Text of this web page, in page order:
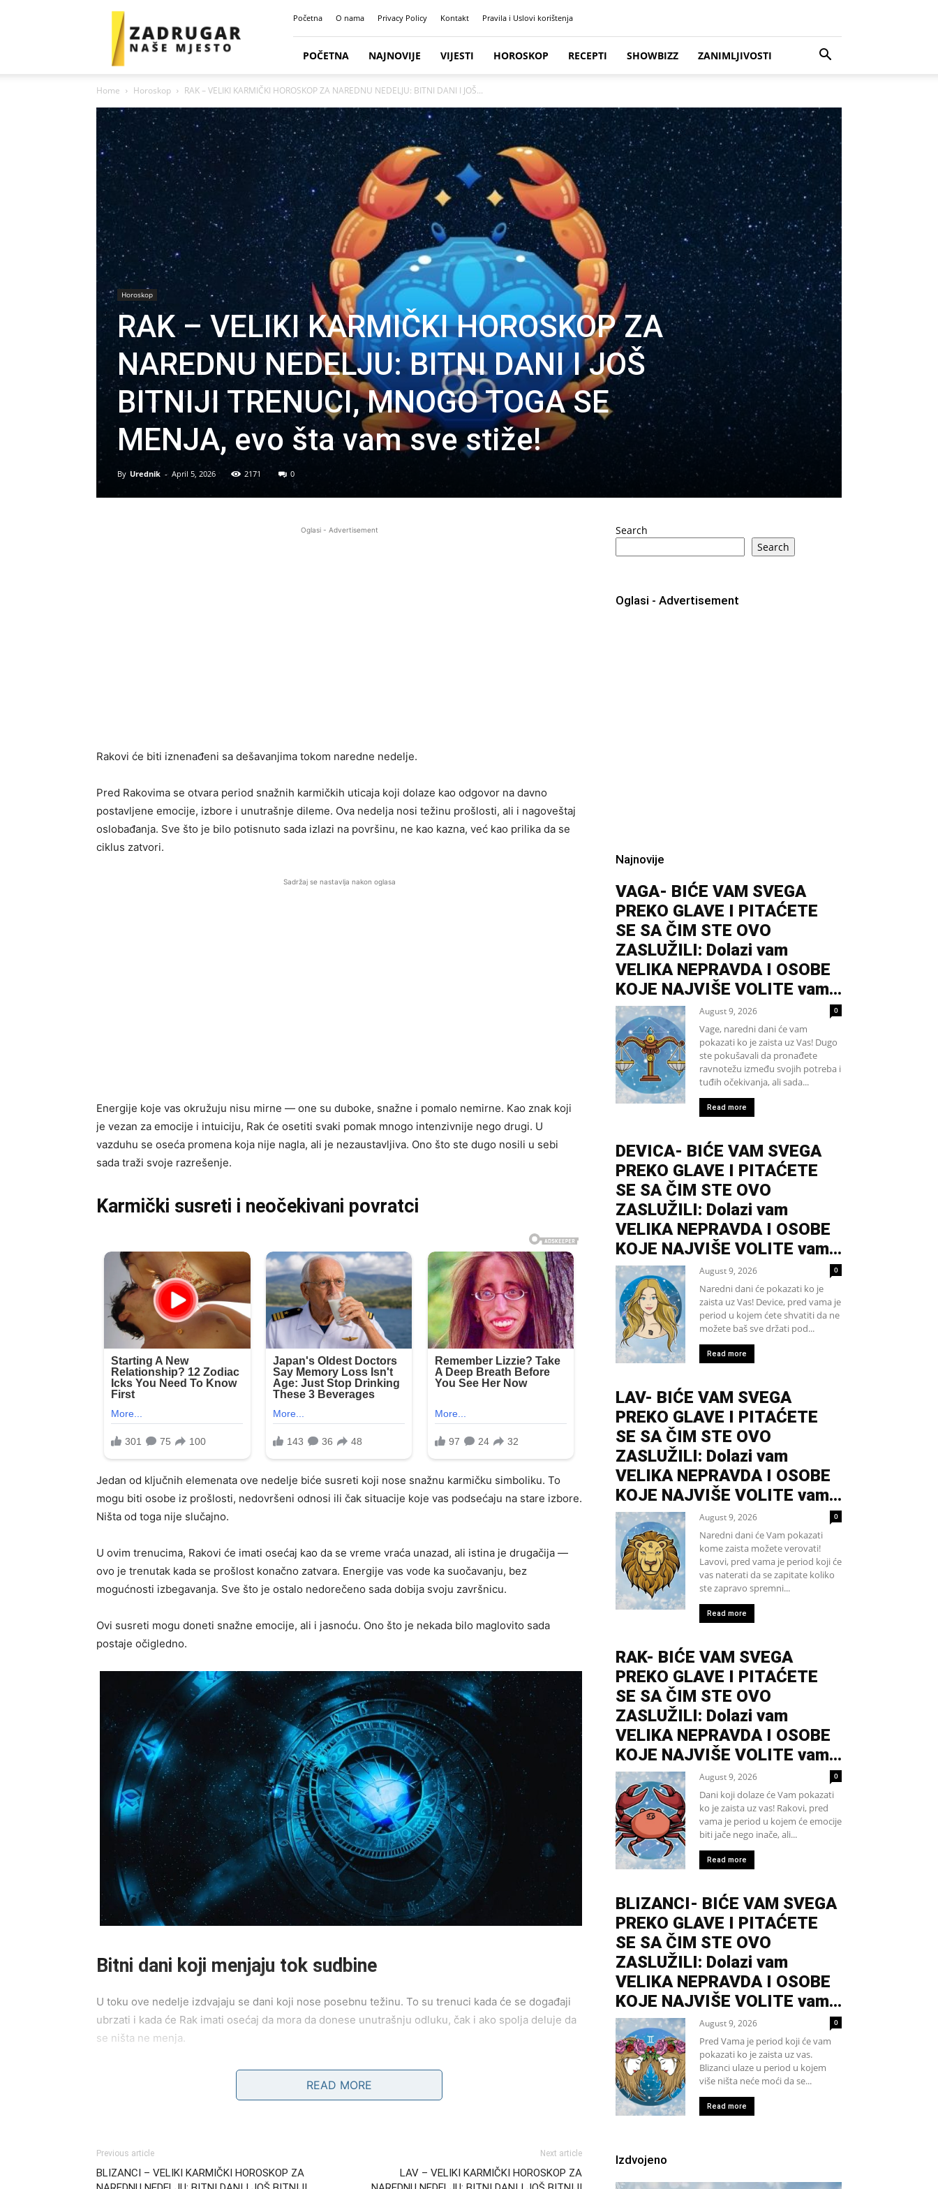
Zadrugar
Početna O nama Privacy Policy Kontakt Pravila i Uslovi korištenja
POČETNA NAJNOVIJE VIJESTI HOROSKOP RECEPTI SHOWBIZZ ZANIMLJIVOSTI
Home Horoskop RAK – VELIKI KARMIČKI HOROSKOP ZA NAREDNU NEDELJU: BITNI DANI I JOŠ...
Horoskop
RAK – VELIKI KARMIČKI HOROSKOP ZA
NAREDNU NEDELJU: BITNI DANI I JOŠ
BITNIJI TRENUCI, MNOGO TOGA SE
MENJA, evo šta vam sve stiže!
By Urednik - April 5, 2026 2171 0
Oglasi - Advertisement
Rakovi će biti iznenađeni sa dešavanjima tokom naredne nedelje.
Pred Rakovima se otvara period snažnih karmičkih uticaja koji dolaze kao odgovor na davno
postavljene emocije, izbore i unutrašnje dileme. Ova nedelja nosi težinu prošlosti, ali i nagoveštaj
oslobađanja. Sve što je bilo potisnuto sada izlazi na površinu, ne kao kazna, već kao prilika da se
ciklus zatvori.
Sadržaj se nastavlja nakon oglasa
Energije koje vas okružuju nisu mirne — one su duboke, snažne i pomalo nemirne. Kao znak koji
je vezan za emocije i intuiciju, Rak će osetiti svaki pomak mnogo intenzivnije nego drugi. U
vazduhu se oseća promena koja nije nagla, ali je nezaustavljiva. Ono što ste dugo nosili u sebi
sada traži svoje razrešenje.
Karmički susreti i neočekivani povratci
Jedan od ključnih elemenata ove nedelje biće susreti koji nose snažnu karmičku simboliku. To
mogu biti osobe iz prošlosti, nedovršeni odnosi ili čak situacije koje vas podsećaju na stare izbore.
Ništa od toga nije slučajno.
U ovim trenucima, Rakovi će imati osećaj kao da se vreme vraća unazad, ali istina je drugačija —
ovo je trenutak kada se prošlost konačno zatvara. Energije vas vode ka suočavanju, bez
mogućnosti izbegavanja. Sve što je ostalo nedorečeno sada dobija svoju završnicu.
Ovi susreti mogu doneti snažne emocije, ali i jasnoću. Ono što je nekada bilo maglovito sada
postaje očigledno.
Bitni dani koji menjaju tok sudbine
U toku ove nedelje izdvajaju se dani koji nose posebnu težinu. To su trenuci kada će se događaji
ubrzati i kada će Rak imati osećaj da mora da donese unutrašnju odluku, čak i ako spolja deluje da
se ništa ne menja.
Jedan od tih dana donosi iznenadnu vest ili uvid koji menja percepciju cele situacije. Drugi dan
nosi energiju oslobađanja — trenutak kada nešto prestaje da ima moć nad vama. Treći važan
Ovi dani nisu obični — oni su tačke preokreta.
READ MORE
Previous article
BLIZANCI – VELIKI KARMIČKI HOROSKOP ZA
Next article
LAV – VELIKI KARMIČKI HOROSKOP ZA
Search
Search
Oglasi - Advertisement
Najnovije
VAGA- BIĆE VAM SVEGA
PREKO GLAVE I PITAĆETE
SE SA ČIM STE OVO
ZASLUŽILI: Dolazi vam
VELIKA NEPRAVDA I OSOBE
KOJE NAJVIŠE VOLITE vam...
August 9, 2026 0
Vage, naredni dani će vam
pokazati ko je zaista uz Vas! Dugo
ste pokušavali da pronađete
ravnotežu između svojih potreba i
tuđih očekivanja, ali sada...
Read more
DEVICA- BIĆE VAM SVEGA
PREKO GLAVE I PITAĆETE
SE SA ČIM STE OVO
ZASLUŽILI: Dolazi vam
VELIKA NEPRAVDA I OSOBE
KOJE NAJVIŠE VOLITE vam...
August 9, 2026 0
Naredni dani će pokazati ko je
zaista uz Vas! Device, pred vama je
period u kojem ćete shvatiti da ne
možete baš sve držati pod...
Read more
LAV- BIĆE VAM SVEGA
PREKO GLAVE I PITAĆETE
SE SA ČIM STE OVO
ZASLUŽILI: Dolazi vam
VELIKA NEPRAVDA I OSOBE
KOJE NAJVIŠE VOLITE vam...
August 9, 2026 0
Naredni dani će Vam pokazati
kome zaista možete verovati!
Lavovi, pred vama je period koji će
vas naterati da se zapitate koliko
ste zapravo spremni...
Read more
RAK- BIĆE VAM SVEGA
PREKO GLAVE I PITAĆETE
SE SA ČIM STE OVO
ZASLUŽILI: Dolazi vam
VELIKA NEPRAVDA I OSOBE
KOJE NAJVIŠE VOLITE vam...
August 9, 2026 0
Dani koji dolaze će Vam pokazati
ko je zaista uz vas! Rakovi, pred
vama je period u kojem će emocije
biti jače nego inače, ali...
Read more
BLIZANCI- BIĆE VAM SVEGA
PREKO GLAVE I PITAĆETE
SE SA ČIM STE OVO
ZASLUŽILI: Dolazi vam
VELIKA NEPRAVDA I OSOBE
KOJE NAJVIŠE VOLITE vam...
August 9, 2026 0
Pred Vama je period koji će vam
pokazati ko je zaista uz vas.
Blizanci ulaze u period u kojem
više ništa neće moći da se...
Read more
Izdvojeno